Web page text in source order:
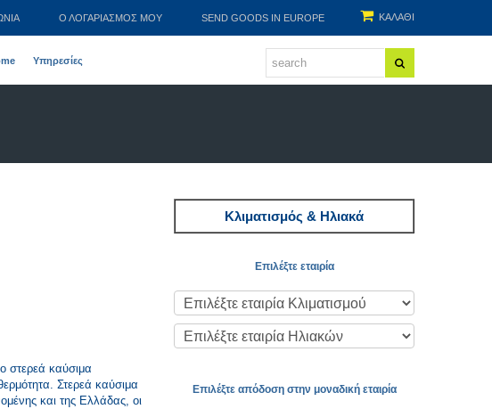
ΚΑΛΑΘΙ
Ο ΛΟΓΑΡΙΑΣΜΌΣ ΜΟΥ SEND GOODS IN EUROPE
Υπηρεσίες
στερεά καύσιμα
Στερεά καύσιμα
και της Ελλάδας, οι
Κλιματισμός & Ηλιακά
Επιλέξτε εταιρία
Επιλέξτε απόδοση στην μοναδική εταιρία